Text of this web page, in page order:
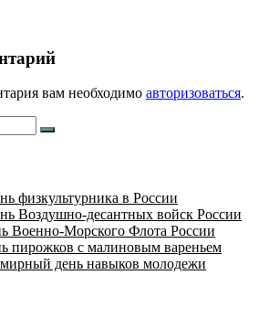
вам необходимо авторизоваться.
Поиск
физкультурника в России
Воздушно-десантных войск России
Военно-Морского Флота России
пирожков с малиновым вареньем
день навыков молодежи